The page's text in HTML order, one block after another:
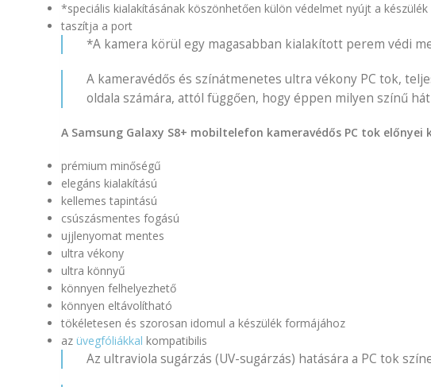
*speciális kialakításának köszönhetően külön védelmet nyújt a
taszítja a port
*A kamera körül egy magasabban kialakított perem védi
A kameravédős és színátmenetes ultra vékony PC tok,
oldala számára, attól függően, hogy éppen milyen színű
A Samsung Galaxy S8+ mobiltelefon kameravédős PC tok
prémium minőségű
elegáns kialakítású
kellemes tapintású
csúszásmentes fogású
ujjlenyomat mentes
ultra vékony
ultra könnyű
könnyen felhelyezhető
könnyen eltávolítható
tökéletesen és szorosan idomul a készülék formájához
az üvegfóliákkal kompatibilis
Az ultraviola sugárzás (UV-sugárzás) hatására a PC tok